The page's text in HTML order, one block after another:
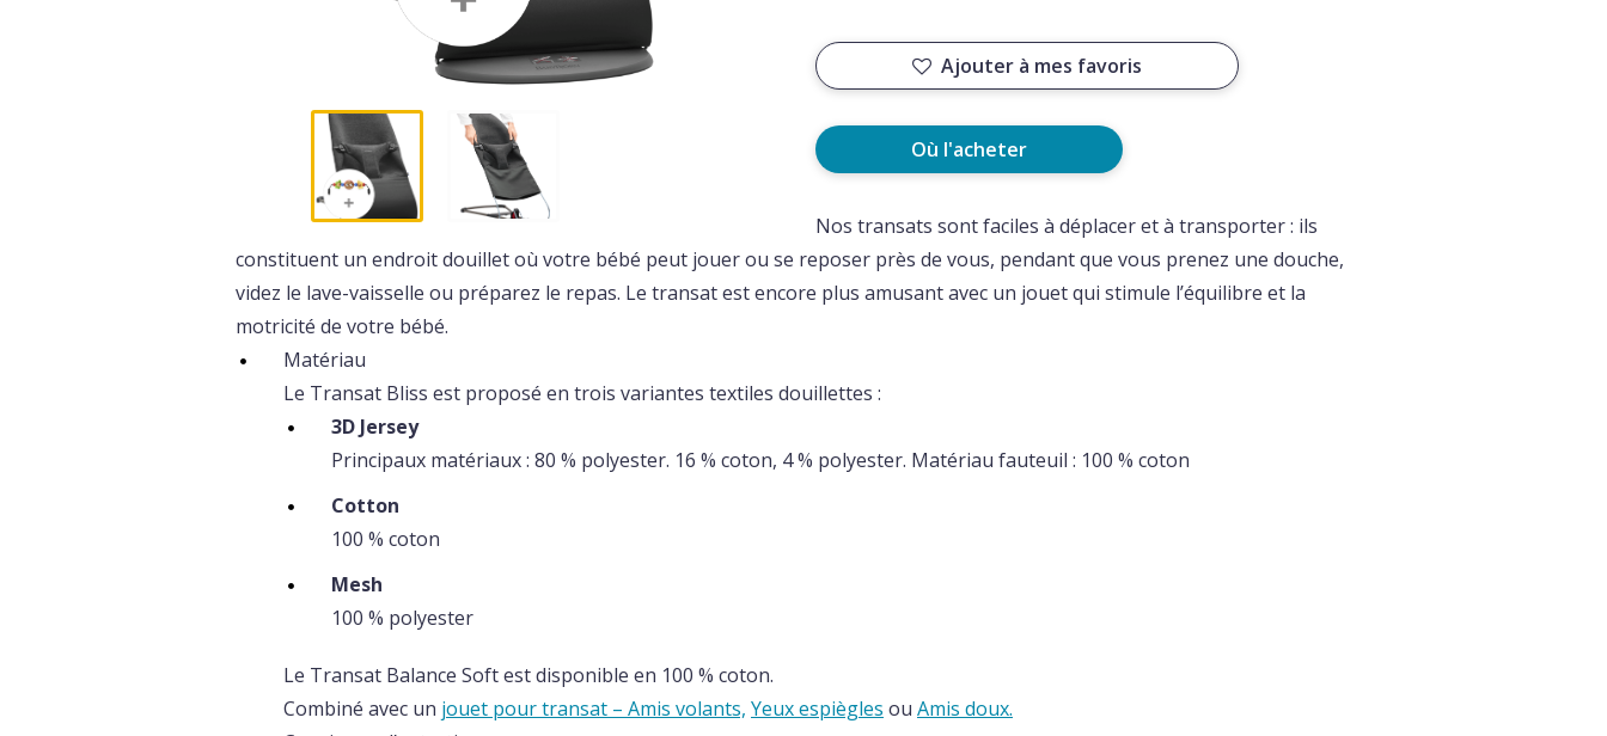
Ajouter à mes favoris
Où l'acheter
Nos transats sont faciles à déplacer et à transporter : ils
constituent un endroit douillet où votre bébé peut jouer ou se reposer près de vous, pendant que vous prenez une douche,
videz le lave-vaisselle ou préparez le repas. Le transat est encore plus amusant avec un jouet qui stimule l’équilibre et la
motricité de votre bébé.
Matériau
Le Transat Bliss est proposé en trois variantes textiles douillettes :
3D Jersey
Principaux matériaux : 80 % polyester. 16 % coton, 4 % polyester. Matériau fauteuil : 100 % coton
Cotton
100 % coton
Mesh
100 % polyester
Le Transat Balance Soft est disponible en 100 % coton.
Combiné avec un jouet pour transat – Amis volants, Yeux espiègles ou Amis doux.